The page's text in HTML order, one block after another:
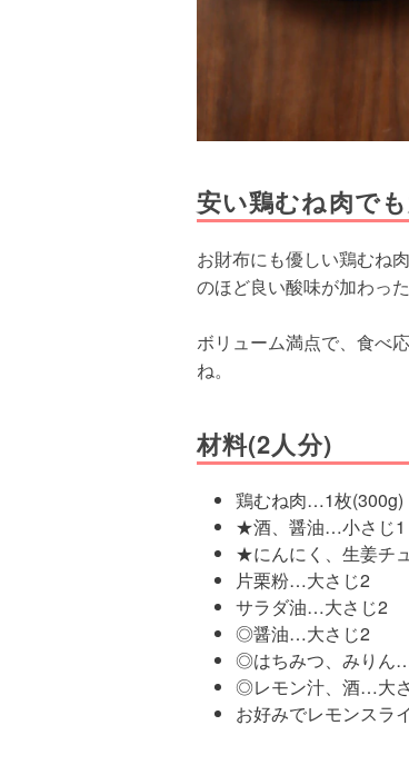
安い鶏むね肉でも
お財布にも優しい鶏むね
のほど良い酸味が加わっ
ボリューム満点で、食べ
ね。
材料(2人分)
鶏むね肉…1枚(300g)
★酒、醤油…小さじ1
★にんにく、生姜チ
片栗粉…大さじ2
サラダ油…大さじ2
◎醤油…大さじ2
◎はちみつ、みりん
◎レモン汁、酒…大
お好みでレモンスラ